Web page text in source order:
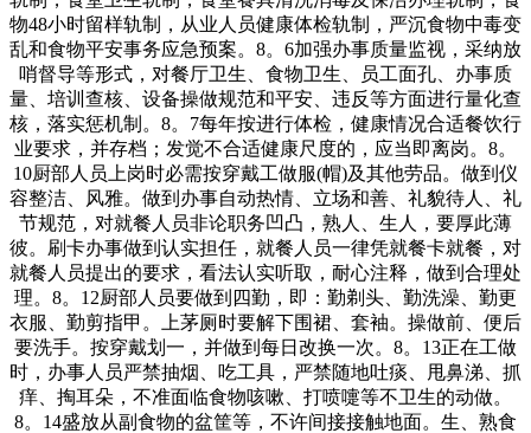
物48小时留样轨制，从业人员健康体检轨制，严沉食物中毒变
乱和食物平安事务应急预案。8。6加强办事质量监视，采纳放
哨督导等形式，对餐厅卫生、食物卫生、员工面孔、办事质
量、培训查核、设备操做规范和平安、违反等方面进行量化查
核，落实惩机制。8。7每年按进行体检，健康情况合适餐饮行
业要求，并存档；发觉不合适健康尺度的，应当即离岗。8。
10厨部人员上岗时必需按穿戴工做服(帽)及其他劳品。做到仪
容整洁、风雅。做到办事自动热情、立场和善、礼貌待人、礼
节规范，对就餐人员非论职务凹凸，熟人、生人，要厚此薄
彼。刷卡办事做到认实担任，就餐人员一律凭就餐卡就餐，对
就餐人员提出的要求，看法认实听取，耐心注释，做到合理处
理。8。12厨部人员要做到四勤，即：勤剃头、勤洗澡、勤更
衣服、勤剪指甲。上茅厕时要解下围裙、套袖。操做前、便后
要洗手。按穿戴划一，并做到每日改换一次。8。13正在工做
时，办事人员严禁抽烟、吃工具，严禁随地吐痰、甩鼻涕、抓
痒、掏耳朵，不准面临食物咳嗽、打喷嚏等不卫生的动做。
8。14盛放从副食物的盆筐等，不许间接接触地面。生、熟食